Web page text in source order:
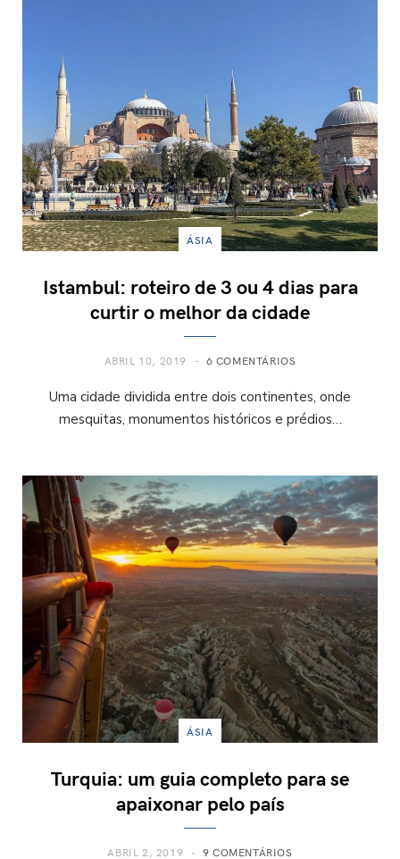
ÁSIA
Istambul: roteiro de 3 ou 4 dias para
curtir o melhor da cidade
ABRIL 10, 2019 6 COMENTÁRIOS
Uma cidade dividida entre dois continentes, onde
mesquitas, monumentos históricos e prédios…
ÁSIA
Turquia: um guia completo para se
apaixonar pelo país
ABRIL 2, 2019 9 COMENTÁRIOS